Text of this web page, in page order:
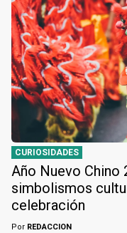
CURIOSIDADES
Año Nuevo Chino
simbolismos
celebración
Por REDACCION